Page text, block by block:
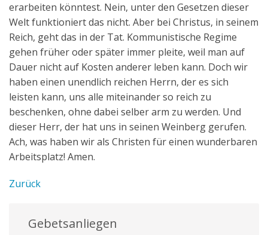
erarbeiten könntest. Nein, unter den Gesetzen dieser
Welt funktioniert das nicht. Aber bei Christus, in seinem
Reich, geht das in der Tat. Kommunistische Regime
gehen früher oder später immer pleite, weil man auf
Dauer nicht auf Kosten anderer leben kann. Doch wir
haben einen unendlich reichen Herrn, der es sich
leisten kann, uns alle miteinander so reich zu
beschenken, ohne dabei selber arm zu werden. Und
dieser Herr, der hat uns in seinen Weinberg gerufen.
Ach, was haben wir als Christen für einen wunderbaren
Arbeitsplatz! Amen.
Zurück
Gebetsanliegen